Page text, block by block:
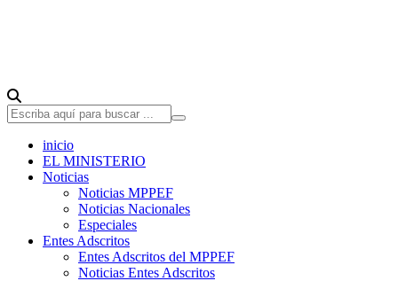
inicio
EL MINISTERIO
Noticias
Noticias MPPEF
Noticias Nacionales
Especiales
Entes Adscritos
Entes Adscritos del MPPEF
Noticias Entes Adscritos